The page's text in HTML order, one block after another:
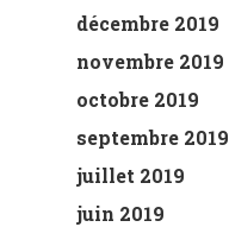
décembre 2019
novembre 2019
octobre 2019
septembre 2019
juillet 2019
juin 2019